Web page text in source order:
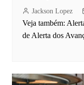
Jackson Lopez
Veja também:
de Alerta dos